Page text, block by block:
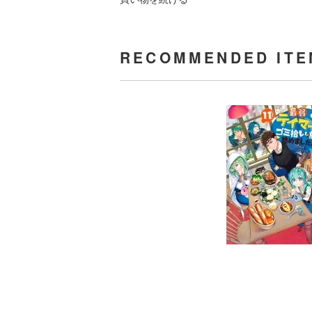
RECOMMENDED